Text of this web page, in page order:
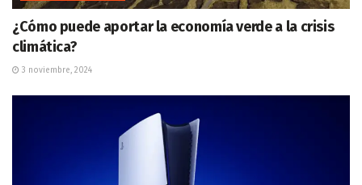
¿Cómo puede aportar la economía verde a la crisis
climática?
3 noviembre, 2024